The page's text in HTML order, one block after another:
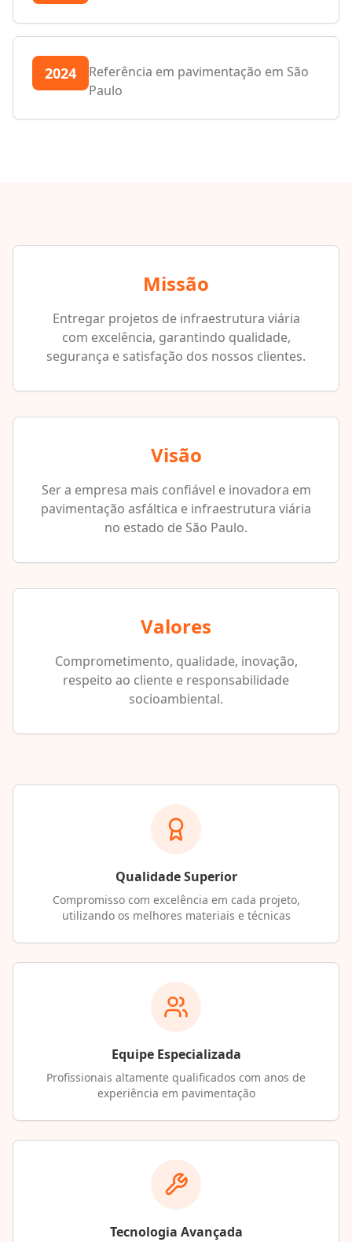
2024
Referência em pavimentação em São
Paulo
Missão
Entregar projetos de infraestrutura viária
com excelência, garantindo qualidade,
segurança e satisfação dos nossos clientes.
Visão
Ser a empresa mais confiável e inovadora em
pavimentação asfáltica e infraestrutura viária
no estado de São Paulo.
Valores
Comprometimento, qualidade, inovação,
respeito ao cliente e responsabilidade
socioambiental.
Qualidade Superior
Compromisso com excelência em cada projeto,
utilizando os melhores materiais e técnicas
Equipe Especializada
Profissionais altamente qualificados com anos de
experiência em pavimentação
Tecnologia Avançada